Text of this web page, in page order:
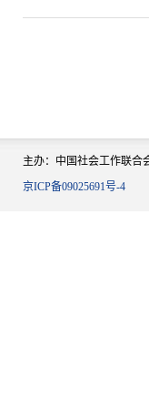
主办：中国社会工作联合
京ICP备09025691号-4 技